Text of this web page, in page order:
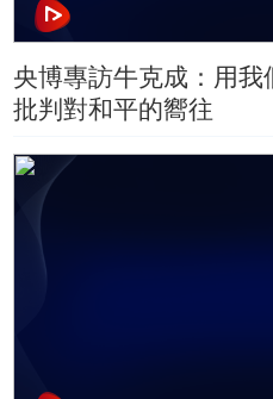
央博專訪牛克成：用
批判對和平的嚮往